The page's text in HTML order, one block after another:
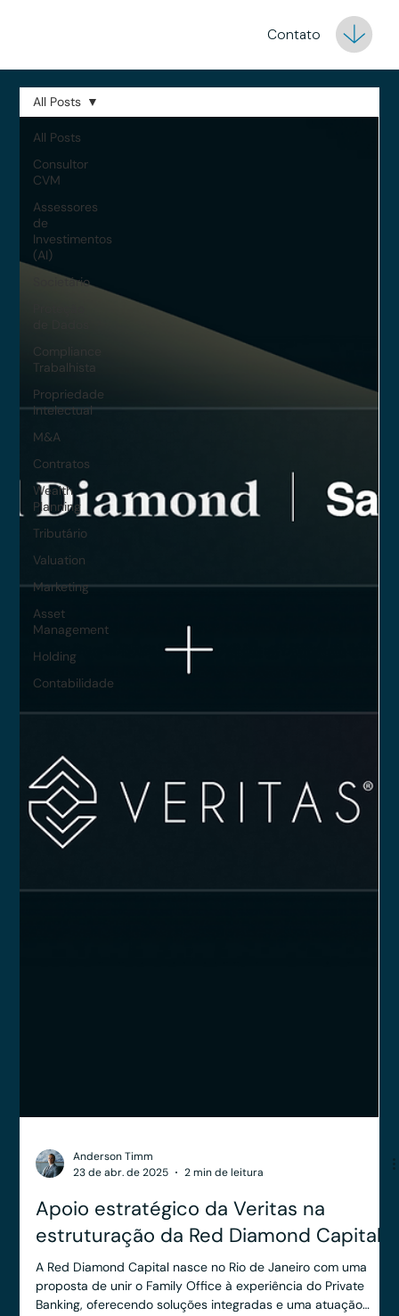
Contato
All Posts
Consultor
CVM
Assessores
de
Investimentos
(AI)
Societário
Compliance
Trabalhista
Propriedade
Intelectual
M&A
Contratos
Wealth
Planning
Tributário
Valuation
Marketing
Asset
Management
Holding
Contabilidade
All Posts